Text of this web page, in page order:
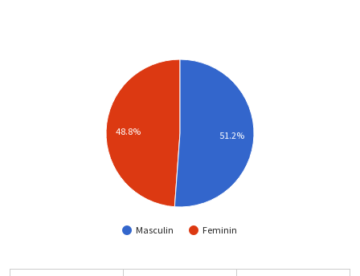
Masculin Feminin
48.8% 51.2%